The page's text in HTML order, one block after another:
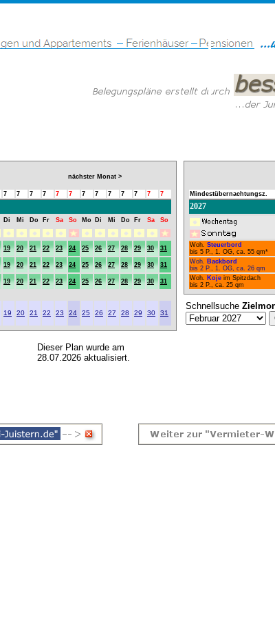
nächster Monat >
7 7 7 7 7 7 7 7 7 7 7 7 7
Di Mi Do Fr Sa So Mo Di Mi Do Fr Sa So
19 20 21 22 23 24 25 26 27 28 29 30
31
19 20 21 22 23 24 25 26 27 28 29 30
31
19 20 21 22 23 24 25 26 27 28 29 30 31
19 20 21 22 23 24 25 26 27 28 29 30 31
Dieser Plan wurde am
28.07.2026 aktualisiert.
Mindestübernachtungsz.
2027
Woh. Steuerbord
bis 5 P., 1. OG, ca. 55 qm*
Woh. Backbord
bis 2 P., 1. OG, ca. 26 qm
Woh. Koje im Spitzdach
bis 2 P., ca. 25 qm
Schnellsuche